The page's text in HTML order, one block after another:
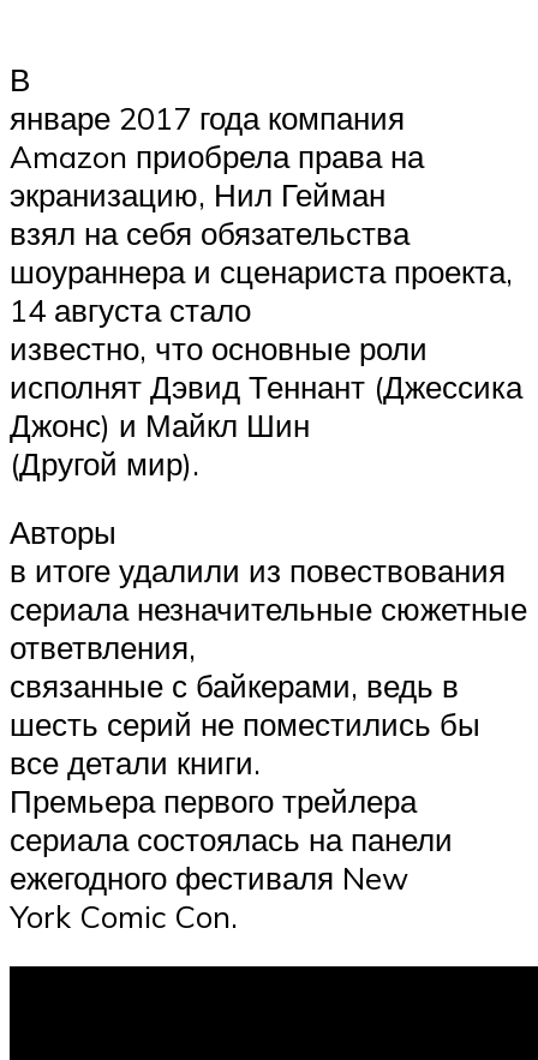
В
январе 2017 года компания
Amazon приобрела права на
экранизацию, Нил Гейман
взял на себя обязательства
шоураннера и сценариста проекта,
14 августа стало
известно, что основные роли
исполнят Дэвид Теннант (Джессика
Джонс) и Майкл Шин
(Другой мир).
Авторы
в итоге удалили из повествования
сериала незначительные сюжетные
ответвления,
связанные с байкерами, ведь в
шесть серий не поместились бы
все детали книги.
Премьера первого трейлера
сериала состоялась на панели
ежегодного фестиваля New
York Comic Con.